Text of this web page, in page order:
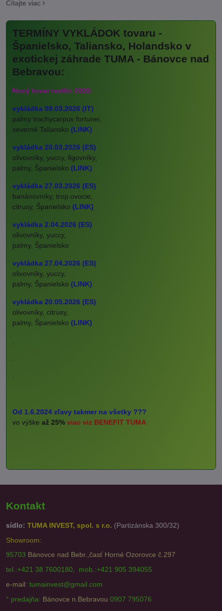
Čítajte viac
TERMÍNY VYKLÁDOK tovaru -
Španielsko, Taliansko, Holandsko v
exotickej záhrade TUMA - Bánovce nad
Bebravou:
Nový tovar rastlín 2026:
vykládka 09.03.2026 (IT)
palmy trachycarpus fortunei,
severné Taliansko (LINK)
vykládka 20.03.2026 (ES)
olivovníky, yuccy, figovníky,
palmy, Španielsko (LINK)
vykládka 27.03.2026 (ES)
banánovníky, trop.ovocie,
citrusy, Španielsko (LINK)
vykládka 2.04.2026 (ES)
olivovníky, yuccy,
palmy, Španielsko
vykládka 27.04.2026 (ES)
olivovníky, yuccy,
palmy, Španielsko (LINK)
vykládka 20.05.2026 (ES)
olivovníky, citrusy,
palmy, Španielsko (LINK)
Od 1.6.2024 zľavy takmer na všetky ???
vo výške až 25% viac viz BENEFIT TUMA
Kontakt
sídlo: TUMA INVEST, spol. s r.o. (Partizánska 300/32)
Showroom:
95703 Bánovce nad Bebr.,časť Horné Ozorovce č.297
tel.:+421 38 7600180, mob.:+421 905 394055
e-mail: tumainvest@gmail.com
° predajňa: Bánovce n.Bebravou 0907 795076